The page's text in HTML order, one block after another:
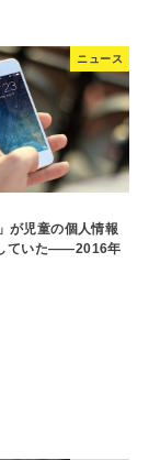
ニュース
が児童の個人情報
ていた――2016年